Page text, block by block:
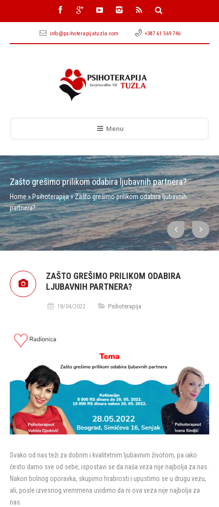
info@psihoterapijatuzla.com +387 61 569 746
Menu
Zašto grešimo prilikom odabira ljubavnih partnera?
Home »Psihoterapija»Zašto grešimo prilikom odabira ljubavnih
partnera?
ZAŠTO GREŠIMO PRILIKOM ODABIRA
LJUBAVNIH PARTNERA?
18/04/2022 Psihoterapija
Svako od nas teži za dobrim i kvalitetnim ljubavnim životom, pa iako
često damo sve od sebe, ispostavi se da naša veza nije najbolja za nas.
Nakon bolnog oporavka, skupimo hrabrosti i upustimo se u drugu vezu,
ali, posle izvesnog vremmena uvidimo da ni ova veza nije najbolja za
nas.